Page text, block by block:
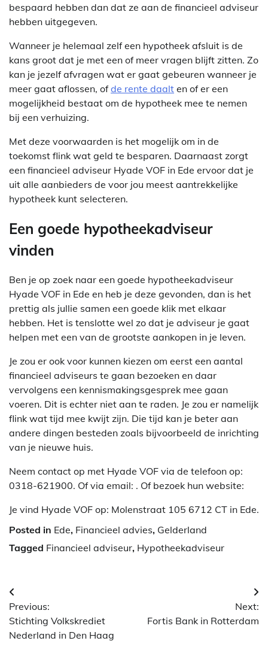
bespaard hebben dan dat ze aan de financieel adviseur
hebben uitgegeven.
Wanneer je helemaal zelf een hypotheek afsluit is de
kans groot dat je met een of meer vragen blijft zitten. Zo
kan je jezelf afvragen wat er gaat gebeuren wanneer je
meer gaat aflossen, ofde rente daalt en of er een
mogelijkheid bestaat om de hypotheek mee te nemen
bij een verhuizing.
Met deze voorwaarden is het mogelijk om in de
toekomst flink wat geld te besparen. Daarnaast zorgt
een financieel adviseur Hyade VOF in Ede ervoor dat je
uit alle aanbieders de voor jou meest aantrekkelijke
hypotheek kunt selecteren.
Een goede hypotheekadviseur
vinden
Ben je op zoek naar een goede hypotheekadviseur
Hyade VOF in Ede en heb je deze gevonden, dan is het
prettig als jullie samen een goede klik met elkaar
hebben. Het is tenslotte wel zo dat je adviseur je gaat
helpen met een van de grootste aankopen in je leven.
Je zou er ook voor kunnen kiezen om eerst een aantal
financieel adviseurs te gaan bezoeken en daar
vervolgens een kennismakingsgesprek mee gaan
voeren. Dit is echter niet aan te raden. Je zou er namelijk
flink wat tijd mee kwijt zijn. Die tijd kan je beter aan
andere dingen besteden zoals bijvoorbeeld de inrichting
van je nieuwe huis.
Neem contact op met Hyade VOF via de telefoon op:
0318-621900. Of via email: . Of bezoek hun website:
Je vind Hyade VOF op: Molenstraat 105 6712 CT in Ede.
Posted in Ede, Financieel advies, Gelderland
Tagged Financieel adviseur, Hypotheekadviseur
Berichtnavigatie
Previous:
Stichting Volkskrediet
Nederland in Den Haag
Next:
Fortis Bank in Rotterdam